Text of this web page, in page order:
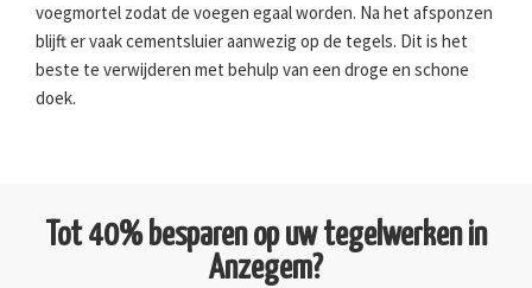
voegmortel zodat de voegen egaal worden. Na het afsponzen
blijft er vaak cementsluier aanwezig op de tegels. Dit is het
beste te verwijderen met behulp van een droge en schone
doek.
Tot 40% besparen op uw tegelwerken in
Anzegem?